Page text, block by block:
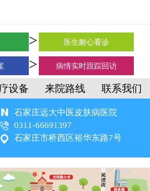
医生耐心看诊
病情实时跟踪回访
设备 来院路线 联系我们
石家庄远大中医皮肤病医院
0311-66691397
石家庄市桥西区裕华东路7号